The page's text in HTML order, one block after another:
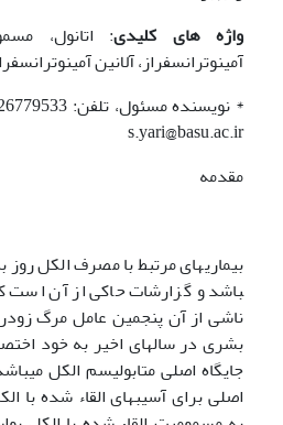
واژه های کلیدی: اتانول،
آمینوترانسفراز، آلانین
s.yari@basu.ac.ir
مقدمه
باشد و گزارشات حاکی از آن
ناشی از آن پنجمین عامل مرگ
جایگاه اصلی متابولیسم الکل
اصلی برای آسیب­های القاء شده با